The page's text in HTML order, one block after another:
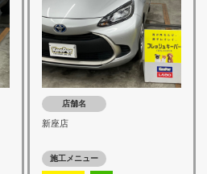
店舗名
新座店
施工メニュー